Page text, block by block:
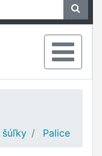
šúľky Palice